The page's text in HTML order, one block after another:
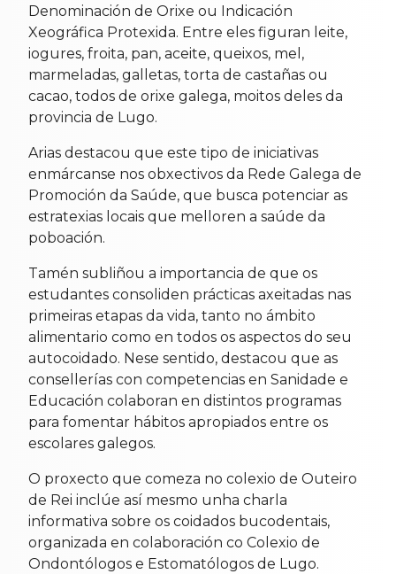
Denominación de Orixe ou Indicación
Xeográfica Protexida. Entre eles figuran leite,
iogures, froita, pan, aceite, queixos, mel,
marmeladas, galletas, torta de castañas ou
cacao, todos de orixe galega, moitos deles da
provincia de Lugo.
Arias destacou que este tipo de iniciativas
enmárcanse nos obxectivos da Rede Galega de
Promoción da Saúde, que busca potenciar as
estratexias locais que melloren a saúde da
poboación.
Tamén subliñou a importancia de que os
estudantes consoliden prácticas axeitadas nas
primeiras etapas da vida, tanto no ámbito
alimentario como en todos os aspectos do seu
autocoidado. Nese sentido, destacou que as
consellerías con competencias en Sanidade e
Educación colaboran en distintos programas
para fomentar hábitos apropiados entre os
escolares galegos.
O proxecto que comeza no colexio de Outeiro
de Rei inclúe así mesmo unha charla
informativa sobre os coidados bucodentais,
organizada en colaboración co Colexio de
Ondontólogos e Estomatólogos de Lugo.